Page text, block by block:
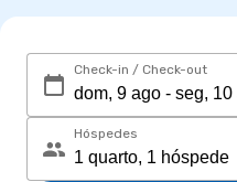
Check-in / Check-out
Hóspedes